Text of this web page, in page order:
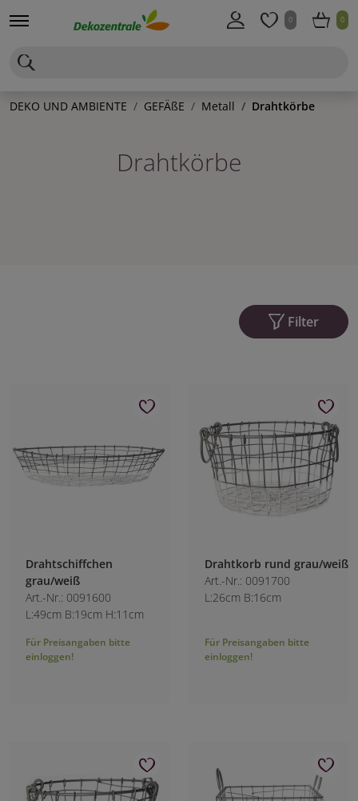
0 0
DEKO UND AMBIENTE GEFÄßE Metall Drahtkörbe
Drahtkörbe
Filter
Drahtschiffchen
grau/weiß
Art.-Nr.: 0091600
L:49cm B:19cm H:11cm
Für Preisangaben bitte
einloggen!
Drahtkorb rund grau/weiß
Art.-Nr.: 0091700
L:26cm B:16cm
Für Preisangaben bitte
einloggen!